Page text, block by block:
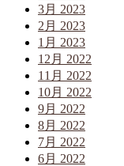
3月 2023
2月 2023
1月 2023
12月 2022
11月 2022
10月 2022
9月 2022
8月 2022
7月 2022
6月 2022